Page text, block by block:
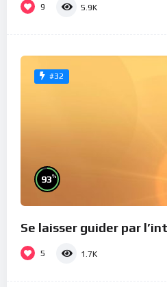
9 5.9K
#32
93%
Se laisser guider par
5 1.7K